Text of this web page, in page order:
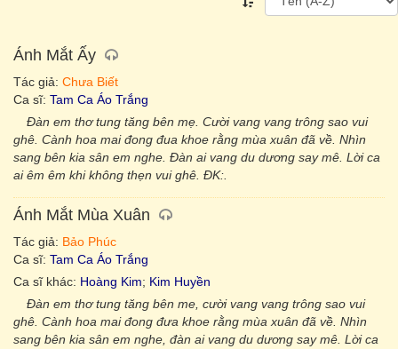
Ánh Mắt Ấy
Tác giả: Chưa Biết
Ca sĩ: Tam Ca Áo Trắng
Đàn em thơ tung tăng bên mẹ. Cười vang vang trông sao vui
ghê. Cành hoa mai đong đua khoe rằng mùa xuân đã về. Nhìn
sang bên kia sân em nghe. Đàn ai vang du dương say mê. Lời ca
ai êm êm khi không thẹn vui ghê. ĐK:.
Ánh Mắt Mùa Xuân
Tác giả: Bảo Phúc
Ca sĩ: Tam Ca Áo Trắng
Ca sĩ khác: Hoàng Kim; Kim Huyền
Đàn em thơ tung tăng bên me, cười vang vang trông sao vui
ghê. Cành hoa mai đong đưa khoe rằng mùa xuân đã về. Nhìn
sang bên kia sân em nghe, đàn ai vang du dương say mê. Lời ca